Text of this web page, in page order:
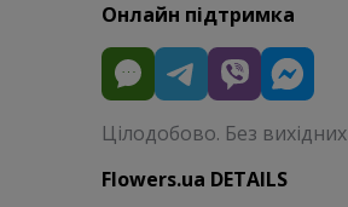
Онлайн підтримка
Цілодобово. Без вихідних
Flowers.ua DETAILS